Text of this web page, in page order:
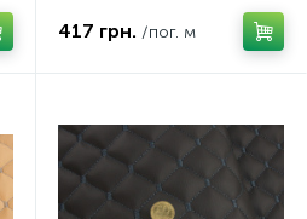
флізеліном, ширина 135см
417 грн. /пог. м